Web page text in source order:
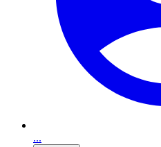
...